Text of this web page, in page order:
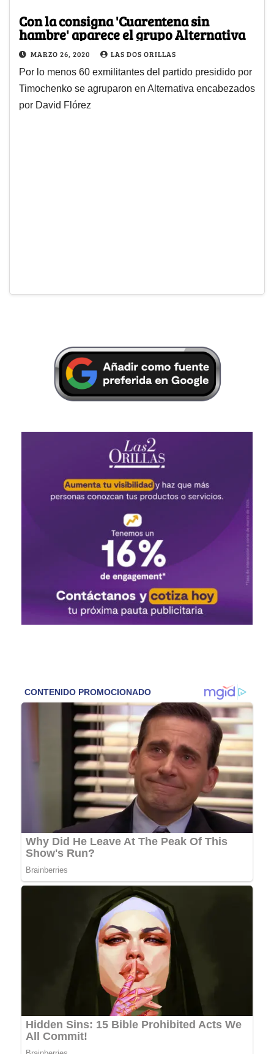
Con la consigna 'Cuarentena sin
hambre' aparece el grupo Alternativa
MARZO 26, 2020 LAS DOS ORILLAS
Por lo menos 60 exmilitantes del partido presidido por
Timochenko se agruparon en Alternativa encabezados
por David Flórez